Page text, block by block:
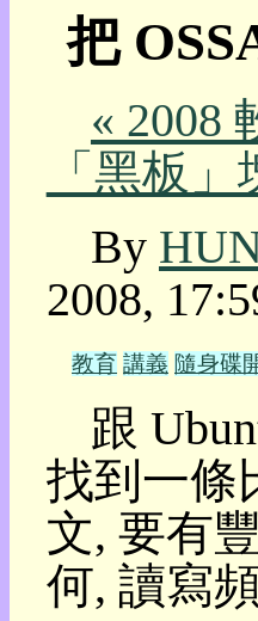
把
« 2008
「黑板」
By
2008,
教育 講義 隨身碟
跟
找到一條
文, 要有
何, 讀寫